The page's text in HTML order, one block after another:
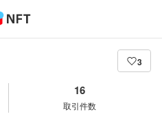
3
16
取引件数